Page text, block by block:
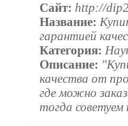
Сайт: http://
Название:
гарантией
Категория:
Описание:
качества от
где можно
тогда